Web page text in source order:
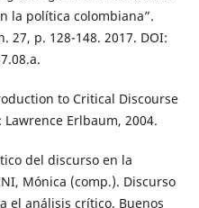
la política colombiana”.
27, p. 128-148. 2017. DOI:
to Critical Discourse
Erlbaum, 2004.
del discurso en la
Mónica (comp.). Discurso
el análisis crítico. Buenos